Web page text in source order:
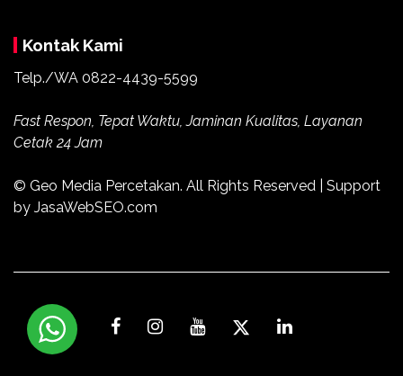
Kontak Kami
Telp./WA 0822-4439-5599
Fast Respon, Tepat Waktu, Jaminan Kualitas, Layanan
Cetak 24 Jam
© Geo Media Percetakan. All Rights Reserved | Support
by JasaWebSEO.com